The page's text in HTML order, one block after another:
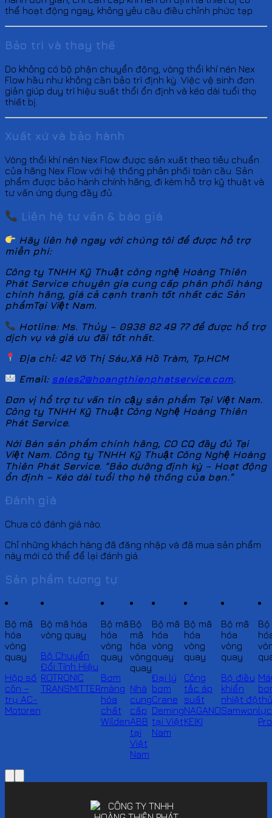
thể hoạt động ngay, không yêu cầu điều chỉnh phức tạp.
Bảo trì và thay thế
Do không có bộ phận chuyển động, vòng thổi khí nén Nex
Flow hầu như không cần bảo trì định kỳ. Việc vệ sinh đơn
giản giúp duy trì hiệu suất thổi ổn định và kéo dài tuổi thọ
thiết bị.
Xuất xứ và bảo hành
Vòng thổi khí nén Nex Flow được sản xuất theo tiêu chuẩn
của hãng Nex Flow với hệ thống phân phối toàn cầu. Sản
phẩm được bảo hành chính hãng, đi kèm hỗ trợ kỹ thuật và
tư vấn ứng dụng đầy đủ.
Liên hệ tư vấn & báo giá
Hãy liên hệ ngay với chúng tôi để được hỗ trợ
miễn phí:
Công ty TNHH Kỹ Thuật công nghệ Hoàng Thiên
Phát Service chuyên gia cung cấp phân phối hàng
chính hãng, giá cả cạnh tranh tốt nhất các Sản
phẩmTại Việt Nam.
Hotline: Ms. Thủy – 0938 82 49 77 để được hổ trợ
dịch vụ và giá ưu đãi tốt nhất.
Địa chỉ: 42 Võ Thị Sáu,Xã Hồ Tràm, Tp.HCM
Email: sales2@hoangthienphatservice.com.
Đơn vị hổ trợ tư vấn tin cậy sản phẩm Tại Việt Nam.
Công ty TNHH Kỹ Thuật Công Nghệ Hoàng Thiên
Phát Service.
Nới Bán sản phẩm chính hãng, CO CQ đầy đủ Tại
Việt Nam. Công ty TNHH Kỹ Thuật Công Nghệ Hoàng
Thiên Phát Service. “Bảo dưỡng định kỳ – Hoạt động
ổn định – Kéo dài tuổi thọ hệ thống của bạn.”
Đánh giá
Chưa có đánh giá nào.
Chỉ những khách hàng đã đăng nhập và đã mua sản phẩm
này mới có thể để lại đánh giá.
Sản phẩm tương tự
Bộ mã
hóa
vòng
quay
Hộp số
côn –
trụ AC-
Motoren
Bộ mã hóa
vòng quay
Bộ Chuyển
Đổi Tính Hiệu
ROTRONIC
TRANSMITTER
Bộ mã
hóa
vòng
quay
Bơm
màng
hóa
chất
Wilden
Bộ
mã
hóa
vòng
quay
Nhà
cung
cấp
ABB
tại
Việt
Nam
Bộ mã
hóa
vòng
quay
Đại lý
bơm
Crane
Deming
tại Việt
Nam
Bộ mã
hóa
vòng
quay
Công
tắc áp
suất
NAGANO
KEIKI
Bộ mã
hóa
vòng
quay
Bộ điều
khiển
nhiệt độ
Samwonlực